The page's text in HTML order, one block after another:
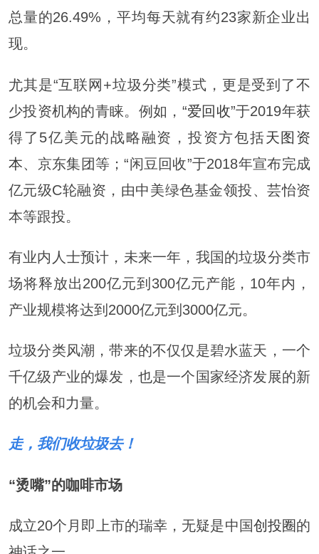
总量的26.49%，平均每天就有约23家新企业出
现。
尤其是“互联网+垃圾分类”模式，更是受到了不
少投资机构的青睐。例如，“爱回收”于2019年获
得了5亿美元的战略融资，投资方包括天图资
本、京东集团等；“闲豆回收”于2018年宣布完成
亿元级C轮融资，由中美绿色基金领投、芸怡资
本等跟投。
有业内人士预计，未来一年，我国的垃圾分类市
场将释放出200亿元到300亿元产能，10年内，
产业规模将达到2000亿元到3000亿元。
垃圾分类风潮，带来的不仅仅是碧水蓝天，一个
千亿级产业的爆发，也是一个国家经济发展的新
的机会和力量。
走，我们收垃圾去！
“烫嘴”的咖啡市场
成立20个月即上市的瑞幸，无疑是中国创投圈的